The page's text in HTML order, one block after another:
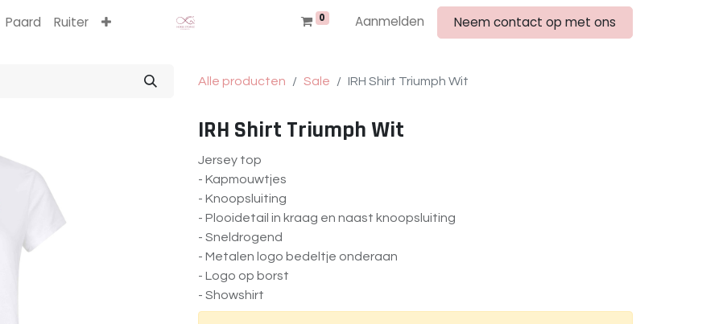
0 Aanmelden Neem contact op met ons
Paard Ruiter
Alle producten Sale IRH Shirt Triumph Wit
IRH Shirt Triumph Wit
Jersey top
- Kapmouwtjes
- Knoopsluiting
- Plooidetail in kraag en naast knoopsluiting
- Sneldrogend
- Metalen logo bedeltje onderaan
- Logo op borst
- Showshirt